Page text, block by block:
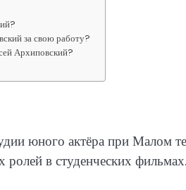
за свою работу?
Архиповский?
юного актёра при Малом
в студенческих фильмах.